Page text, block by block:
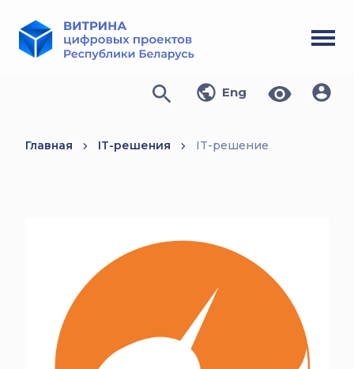
Eng
Главная IT-решения IT-решение